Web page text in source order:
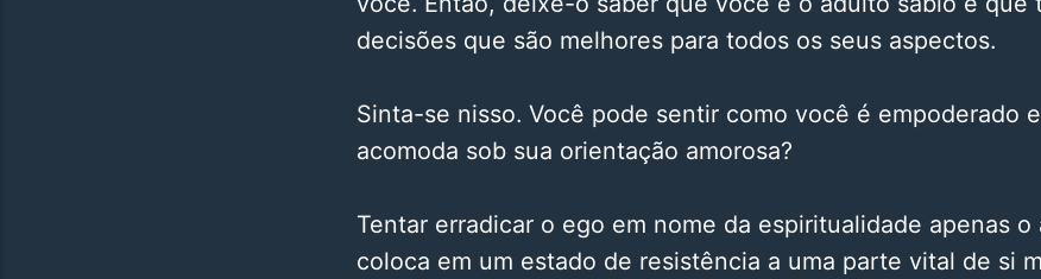
decisões que são melhores para todos os seus aspectos.
Sinta-se nisso. Você pode sentir como você é empoderado
acomoda sob sua orientação amorosa?
Tentar erradicar o ego em nome da espiritualidade apenas o
coloca em um estado de resistência a uma parte vital de si